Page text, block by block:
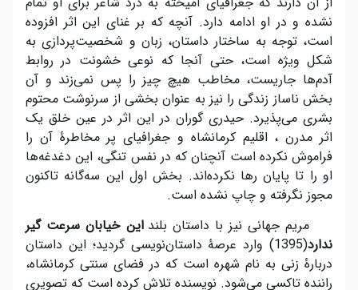
نشده و در او ادامه دارد. آنچه که بر غنای این اثر افزوده
است، توجه به ساختار داستان، زبان و شخصیت‌پردازی به
شکل ویژه است، حتی آنجا که نوعی خشونت در روابط
آدم‌ها جاریست، مخاطب هیچ چیز را پس نمی‌زند و آن
بخش ناساز زندگی را نیز به عنوان بخشی از سرنوشت محتوم
بشری می‌پذیرد. حیدری گوران در این اثر در عین خلق یک
اثر مدرن ، اقلیم کرمانشاه و جغرافیای پر مخاطرۀ آن را
فراموش نکرده است آنچنان که در نفس تنگی، این دغدغه‌ها
او را تا پایان رها نکرده‌اند. بخش اول این سه‌گانه تاکنون
مجوز نگرفته و چاپ نشده است.
مریم جهانی نیز با داستان بلند این خیابان سرعت گیر
ندارد
(1395) وارد عرصۀ داستان‌نویسی گردید؛ این داستان
دربارۀ زنی به نام شهره است که در فضای سنتی کرمانشاه،
راننده تاکسی می‌شود. نویسنده تلاش کرده است که تصویری